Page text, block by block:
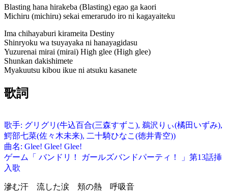
Blasting hana hirakeba (Blasting) egao ga kaori
Michiru (michiru) sekai emerarudo iro ni kagayaiteku
Ima chihayaburi kirameita Destiny
Shinryoku wa tsuyayaka ni hanayagidasu
Yuzurenai mirai (mirai) High glee (High glee)
Shunkan dakishimete
Myakuutsu kibou ikue ni atsuku kasanete
歌詞
歌手: グリグリ(牛込百合(三森すずこ), 鵜沢りぃ(橘田いずみ),
鰐部七菜(佐々木未来), 二十騎ひなこ(徳井青空))
曲名: Glee! Glee! Glee!
ゲーム「 バンドリ！ ガールズバンドパーティ！ 」第13話挿
入歌
滲む汗 流した涙 頬の熱 呼吸音